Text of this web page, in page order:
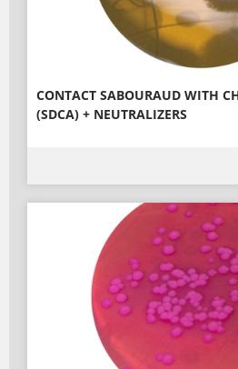
CONTACT SABOURAUD WITH
(SDCA) + NEUTRALIZERS